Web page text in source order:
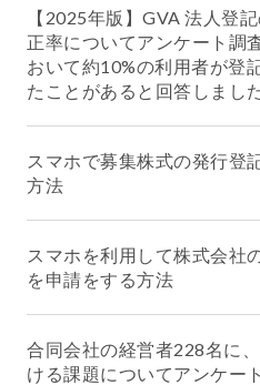
【2025年版】GVA 法人登
正率についてアンケート調
おいて約10%の利用者が登
たことがあると回答しまし
スマホで募集株式の発行登
方法
スマホを利用して株式会社
を申請をする方法
合同会社の経営者228名に
ける課題についてアンケー